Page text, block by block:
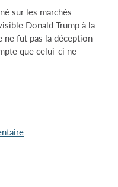
sur les marchés
Donald Trump à la
ne fut pas la déception
que celui-ci ne